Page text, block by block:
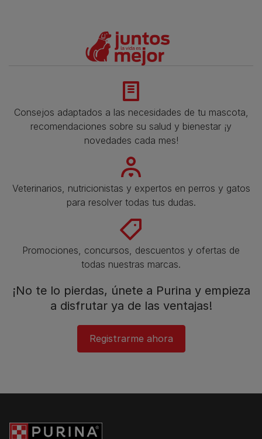
Consejos adaptados a las necesidades de tu mascota,
recomendaciones sobre su salud y bienestar ¡y
novedades cada mes!
Veterinarios, nutricionistas y expertos en perros y gatos
para resolver todas tus dudas.​
Promociones, concursos, descuentos y ofertas de
todas nuestras marcas.​
¡No te lo pierdas, únete a Purina y empieza
a disfrutar ya de las ventajas!​
Registrarme ahora